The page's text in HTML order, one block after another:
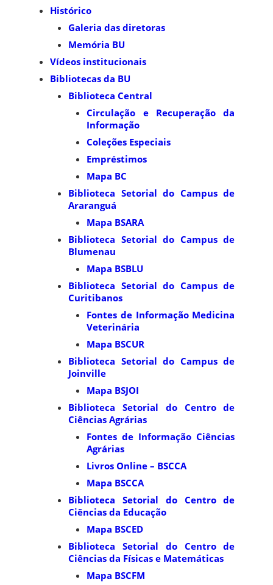
Histórico
Galeria das diretoras
Memória BU
Vídeos institucionais
Bibliotecas da BU
Biblioteca Central
Circulação e Recuperação da
Informação
Coleções Especiais
Empréstimos
Mapa BC
Biblioteca Setorial do Campus de
Araranguá
Mapa BSARA
Biblioteca Setorial do Campus de
Blumenau
Mapa BSBLU
Biblioteca Setorial do Campus de
Curitibanos
Fontes de Informação Medicina
Veterinária
Mapa BSCUR
Biblioteca Setorial do Campus de
Joinville
Mapa BSJOI
Biblioteca Setorial do Centro de
Ciências Agrárias
Fontes de Informação Ciências
Agrárias
Livros Online – BSCCA
Mapa BSCCA
Biblioteca Setorial do Centro de
Ciências da Educação
Mapa BSCED
Biblioteca Setorial do Centro de
Ciências da Físicas e Matemáticas
Mapa BSCFM